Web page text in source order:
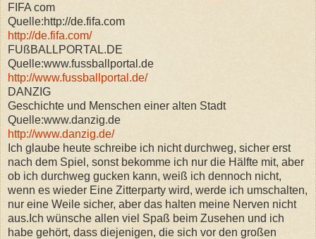
FIFA com
Quelle:http://de.fifa.com
http://de.fifa.com/
FUßBALLPORTAL.DE
Quelle:www.fussballportal.de
http://www.fussballportal.de/
DANZIG
Geschichte und Menschen einer alten Stadt
Quelle:www.danzig.de
http://www.danzig.de/
Ich glaube heute schreibe ich nicht durchweg, sicher erst
nach dem Spiel, sonst bekomme ich nur die Hälfte mit, aber
ob ich durchweg gucken kann, weiß ich dennoch nicht,
wenn es wieder Eine Zitterparty wird, werde ich umschalten,
nur eine Weile sicher, aber das halten meine Nerven nicht
aus.Ich wünsche allen viel Spaß beim Zusehen und ich
habe gehört, dass diejenigen, die sich vor den großen